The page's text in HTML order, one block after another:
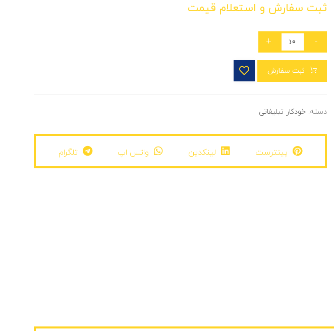
ثبت سفارش و استعلام قیمت
-
+
ثبت سفارش
دسته:خودکار تبلیغاتی
پینترست لینکدین واتس اپ تلگرام